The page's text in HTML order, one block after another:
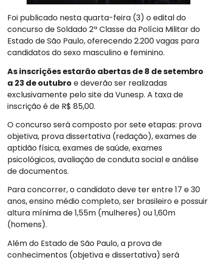
Foi publicado nesta quarta-feira (3) o edital do
concurso de Soldado 2ª Classe da Polícia Militar do
Estado de São Paulo, oferecendo 2.200 vagas para
candidatos do sexo masculino e feminino.
As inscrições estarão abertas de 8 de setembro
a 23 de outubro e deverão ser realizadas
exclusivamente pelo site da Vunesp. A taxa de
inscrição é de R$ 85,00.
O concurso será composto por sete etapas: prova
objetiva, prova dissertativa (redação), exames de
aptidão física, exames de saúde, exames
psicológicos, avaliação de conduta social e análise
de documentos.
Para concorrer, o candidato deve ter entre 17 e 30
anos, ensino médio completo, ser brasileiro e possuir
altura mínima de 1,55m (mulheres) ou 1,60m
(homens).
Além do Estado de São Paulo, a prova de
conhecimentos (objetiva e dissertativa) será